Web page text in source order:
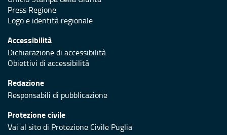
Press Regione
Logo e identità regionale
Accessibilità
Dichiarazione di accessibilità
Obiettivi di accessibilità
Redazione
Responsabili di pubblicazione
Protezione civile
Vai al sito di Protezione Civile Puglia